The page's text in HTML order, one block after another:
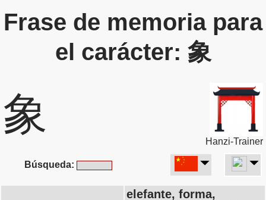
Frase de memoria para
el carácter: 象
象
Hanzi-Trainer
Búsqueda:
elefante, forma,